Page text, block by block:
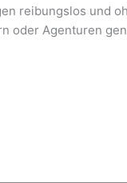
reibungslos und
oder Agenturen